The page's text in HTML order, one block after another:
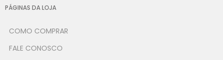
PÁGINAS DA LOJA
COMO COMPRAR
FALE CONOSCO